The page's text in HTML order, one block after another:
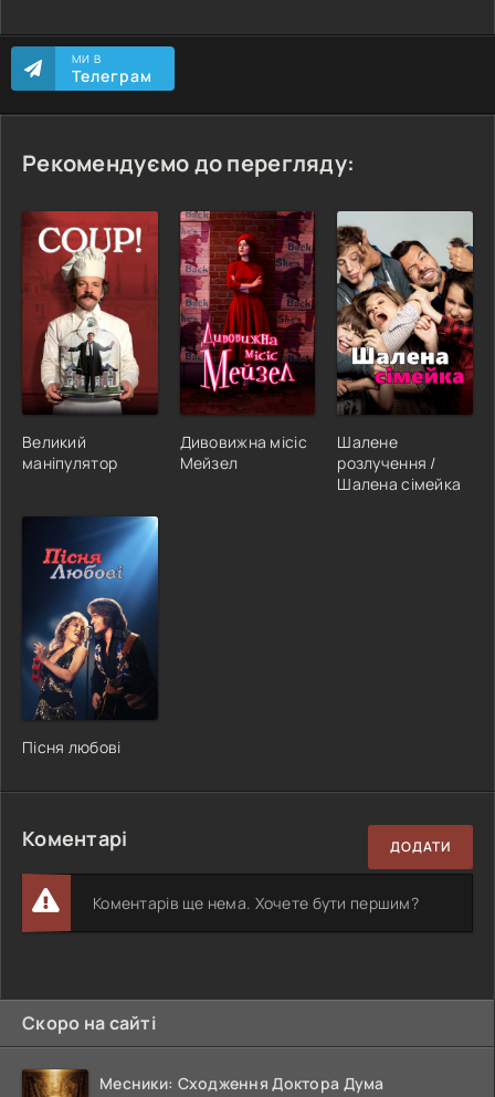
МИ В
Телеграм
Рекомендуємо до перегляду:
Великий
маніпулятор
Дивовижна місіс
Мейзел
Шалене
розлучення /
Шалена сімейка
Пісня любові
Коментарі ДОДАТИ
Коментарів ще нема. Хочете бути першим?
Скоро на сайті
Месники: Сходження Доктора Дума